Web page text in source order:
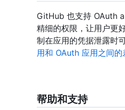
GitHub 也支持 OAuth
精细的权限，让用户更
制在应用的凭据泄露时
用和 OAuth 应用之间的
帮助和支持